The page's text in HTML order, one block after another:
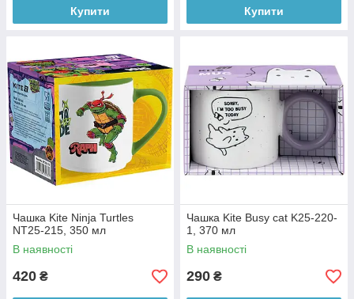
Купити Купити
Чашка Kite Ninja Turtles
NT25-215, 350 мл
В наявності
420 ₴
Чашка Kite Busy cat K25-220-
1, 370 мл
В наявності
290 ₴